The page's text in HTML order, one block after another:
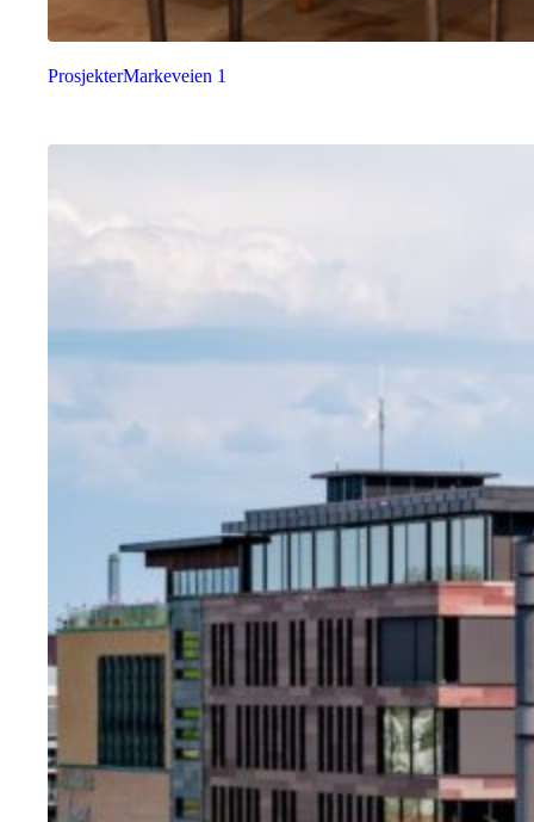
ProsjekterMarkeveien 1